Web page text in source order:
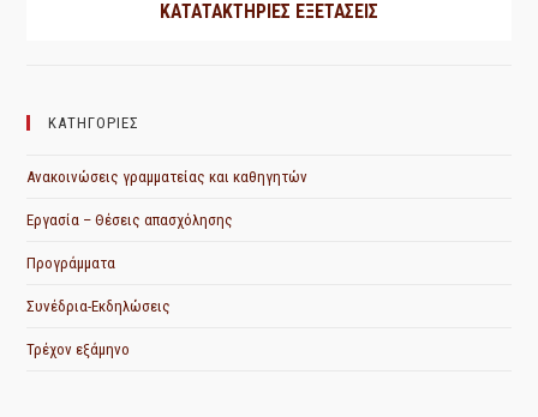
ΚΑΤΑΤΑΚΤΗΡΙΕΣ ΕΞΕΤΑΣΕΙΣ
ΚΑΤΗΓΟΡΙΕΣ
Ανακοινώσεις γραμματείας και καθηγητών
Εργασία – Θέσεις απασχόλησης
Προγράμματα
Συνέδρια-Εκδηλώσεις
Τρέχον εξάμηνο